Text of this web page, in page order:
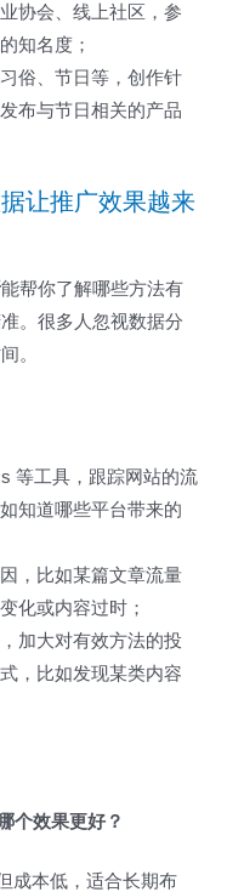
协会、线上社区，参
知名度；
俗、节日等，创作针
布与节日相关的产品
让推广效果越来
能帮你了解哪些方法有
。很多人忽视数据分
。
等工具，跟踪网站的流
知道哪些平台带来的
，比如某篇文章流量
化或内容过时；
加大对有效方法的投
，比如发现某类内容
个效果更好？
成本低，适合长期布